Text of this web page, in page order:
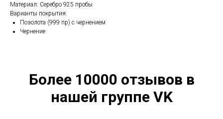
Материал: Серебро 925 пробы
Варианты покрытия:
Позолота (999 пр) с чернением
Чернение
Более 10000 отзывов в
нашей группе VK